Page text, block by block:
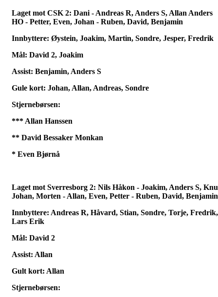
Laget mot CSK 2: Dani - Andreas R, Anders S, Allan Anders
HO - Petter, Even, Johan - Ruben, David, Benjamin
Innbyttere: Øystein, Joakim, Martin, Sondre, Jesper, Fredrik
Mål: David 2, Joakim
Assist: Benjamin, Anders S
Gule kort: Johan, Allan, Andreas, Sondre
Stjernebørsen:
*** Allan Hanssen
** David Bessaker Monkan
* Even Bjørnå
Laget mot Sverresborg 2: Nils Håkon - Joakim, Anders S,
Johan, Morten - Allan, Even, Petter - Ruben, David, Benjamin
Innbyttere: Andreas R, Håvard, Stian, Sondre, Torje, Fredrik,
Lars Erik
Mål: David 2
Assist: Allan
Gult kort: Allan
Stjernebørsen: